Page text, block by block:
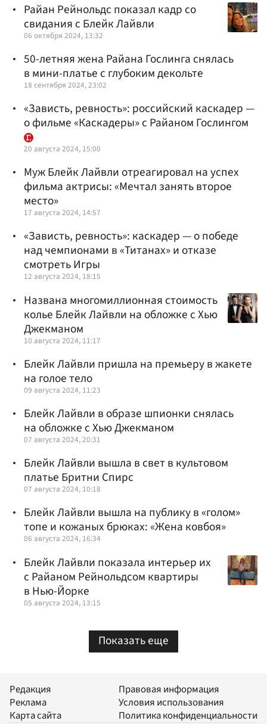
Райан Рейнольдс показал кадр со
свидания с Блейк Лайвли
06 октября 2024, 13:32
50-летняя жена Райана Гослинга снялась
в мини-платье с глубоким декольте
18 сентября 2024, 23:02
«Зависть, ревность»: российский каскадер —
о фильме «Каскадеры» с Райаном Гослингом
20 августа 2024, 15:00
Муж Блейк Лайвли отреагировал на успех
фильма актрисы: «Мечтал занять второе
место»
17 августа 2024, 14:57
«Зависть, ревность»: каскадер — о победе
над чемпионами в «Титанах» и отказе
смотреть Игры
12 августа 2024, 18:15
Названа многомиллионная стоимость
колье Блейк Лайвли на обложке с Хью
Джекманом
10 августа 2024, 11:17
Блейк Лайвли пришла на премьеру в жакете
на голое тело
09 августа 2024, 11:23
Блейк Лайвли в образе шпионки снялась
на обложке с Хью Джекманом
07 августа 2024, 20:31
Блейк Лайвли вышла в свет в культовом
платье Бритни Спирс
07 августа 2024, 10:18
Блейк Лайвли вышла на публику в «голом»
топе и кожаных брюках: «Жена ковбоя»
06 августа 2024, 16:34
Блейк Лайвли показала интерьер их
с Райаном Рейнольдсом квартиры
в Нью-Йорке
05 августа 2024, 13:15
Показать еще
Редакция
Реклама
Карта сайта
Правовая информация
Условия использования
Политика конфиденциальности